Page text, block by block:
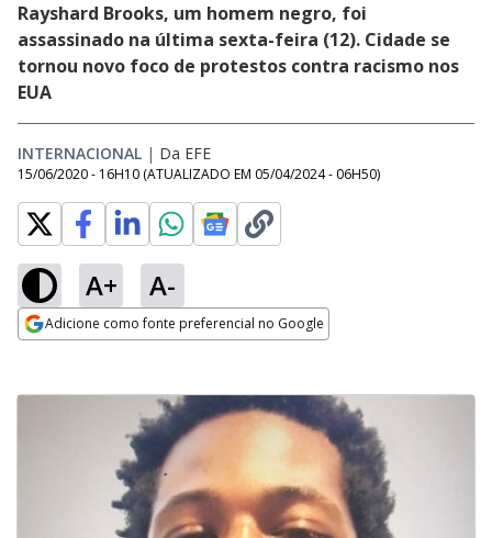
Rayshard Brooks, um homem negro, foi
assassinado na última sexta-feira (12). Cidade se
tornou novo foco de protestos contra racismo nos
EUA
INTERNACIONAL | Da EFE
15/06/2020 - 16H10 (ATUALIZADO EM 05/04/2024 - 06H50)
A+ A-
Adicione como fonte preferencial no Google